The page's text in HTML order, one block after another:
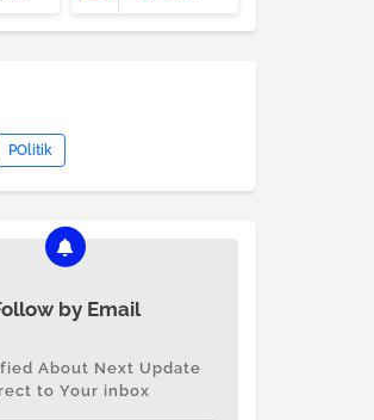
POlitik
by Email
About Next Update
to Your inbox